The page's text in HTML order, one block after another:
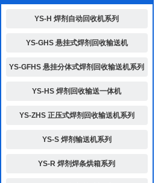
YS-H 焊剂自动回收机系列
YS-GHS 悬挂式焊剂回收输送机
YS-GFHS 悬挂分体式焊剂回收输送机系列
YS-HS 焊剂回收输送一体机
YS-ZHS 正压式焊剂回收输送机系列
YS-S 焊剂输送机系列
YS-R 焊剂焊条烘箱系列